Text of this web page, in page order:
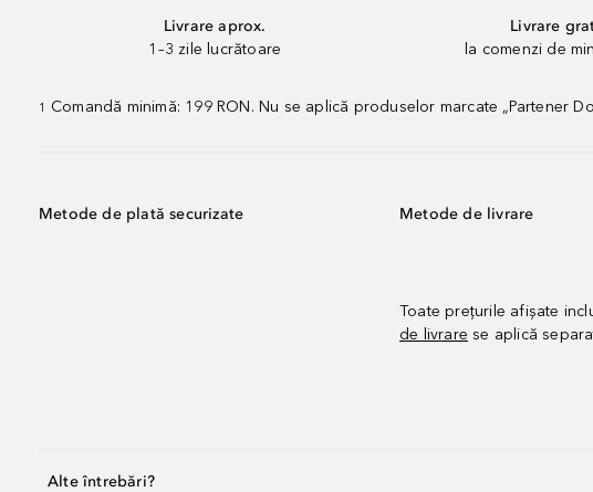
Livrare aprox.
1–3 zile lucrătoare
Livrare
la comenzi de
1 Comandă minimă: 199 RON. Nu se aplică produselor marcate „Partener
Metode de plată securizate Metode de livrare
Toate prețurile afișate
de livrare se aplică
Alte întrebări?